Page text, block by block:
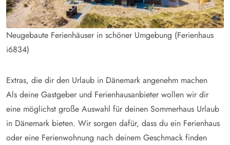
Neugebaute Ferienhäuser in schöner Umgebung (Ferienhaus
i6834)
Extras, die dir den Urlaub in Dänemark angenehm machen
Als deine Gastgeber und Ferienhausanbieter wollen wir dir
eine möglichst große Auswahl für deinen Sommerhaus Urlaub
in Dänemark bieten. Wir sorgen dafür, dass du ein Ferienhaus
oder eine Ferienwohnung nach deinem Geschmack finden